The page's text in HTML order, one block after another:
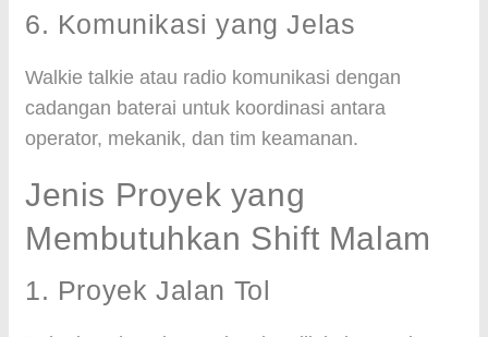
6. Komunikasi yang Jelas
Walkie talkie atau radio komunikasi dengan
cadangan baterai untuk koordinasi antara
operator, mekanik, dan tim keamanan.
Jenis Proyek yang
Membutuhkan Shift Malam
1. Proyek Jalan Tol